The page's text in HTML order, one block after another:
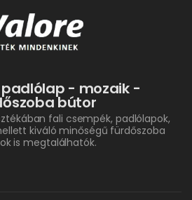
- mozaik -
bútor
fali csempék, padlólapok,
kiváló minőségű fürdőszoba
is megtalálhatók.